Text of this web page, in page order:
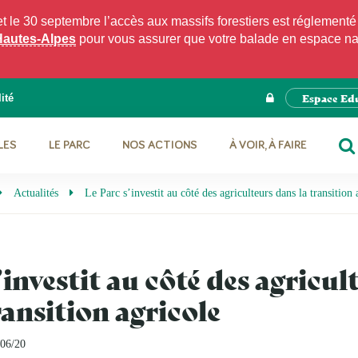
30 septembre l’accès aux massifs forestiers est
Alpes pour vous assurer que votre balade en espace
Espace
LE PARC NOS ACTIONS
À VOIR, À FAIRE
Actualités Le Parc s’investit au côté des agriculteurs dans la transition
au côté des
agricole
20